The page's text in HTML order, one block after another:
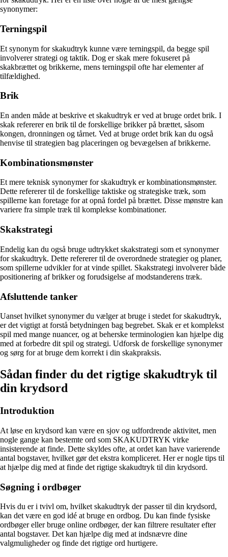
synonymer:
Terningspil
Et synonym for skakudtryk kunne være terningspil, da begge spil
involverer strategi og taktik. Dog er skak mere fokuseret på
skakbrættet og brikkerne, mens terningspil ofte har elementer af
tilfældighed.
Brik
En anden måde at beskrive et skakudtryk er ved at bruge ordet brik. I
skak refererer en brik til de forskellige brikker på brættet, såsom
kongen, dronningen og tårnet. Ved at bruge ordet brik kan du også
henvise til strategien bag placeringen og bevægelsen af brikkerne.
Kombinationsmønster
Et mere teknisk synonymer for skakudtryk er kombinationsmønster.
Dette refererer til de forskellige taktiske og strategiske træk, som
spillerne kan foretage for at opnå fordel på brættet. Disse mønstre kan
variere fra simple træk til komplekse kombinationer.
Skakstrategi
Endelig kan du også bruge udtrykket skakstrategi som et synonymer
for skakudtryk. Dette refererer til de overordnede strategier og planer,
som spillerne udvikler for at vinde spillet. Skakstrategi involverer både
positionering af brikker og forudsigelse af modstanderens træk.
Afsluttende tanker
Uanset hvilket synonymer du vælger at bruge i stedet for skakudtryk,
er det vigtigt at forstå betydningen bag begrebet. Skak er et komplekst
spil med mange nuancer, og at beherske terminologien kan hjælpe dig
med at forbedre dit spil og strategi. Udforsk de forskellige synonymer
og sørg for at bruge dem korrekt i din skakpraksis.
Sådan finder du det rigtige skakudtryk til
din krydsord
Introduktion
At løse en krydsord kan være en sjov og udfordrende aktivitet, men
nogle gange kan bestemte ord som SKAKUDTRYK virke
insisterende at finde. Dette skyldes ofte, at ordet kan have varierende
antal bogstaver, hvilket gør det ekstra kompliceret. Her er nogle tips til
at hjælpe dig med at finde det rigtige skakudtryk til din krydsord.
Søgning i ordbøger
Hvis du er i tvivl om, hvilket skakudtryk der passer til din krydsord,
kan det være en god idé at bruge en ordbog. Du kan finde fysiske
ordbøger eller bruge online ordbøger, der kan filtrere resultater efter
antal bogstaver. Det kan hjælpe dig med at indsnævre dine
valgmuligheder og finde det rigtige ord hurtigere.